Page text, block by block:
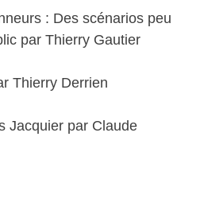
: Des scénarios peu
par Thierry Gautier
Thierry Derrien
Jacquier par Claude